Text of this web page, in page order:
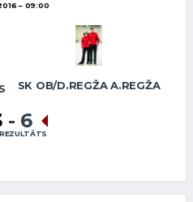
09:00
SK OB/D.REGŽA A.REGŽA
- 6